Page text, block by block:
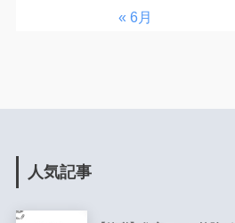
« 6月
人気記事